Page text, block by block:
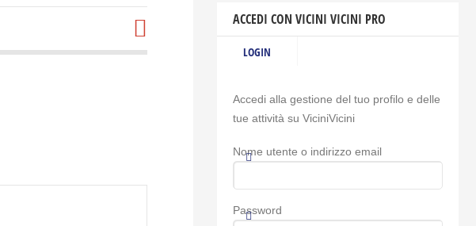
ACCEDI CON VICINI VICINI PRO
LOGIN
Accedi alla gestione del tuo profilo e delle
tue attività su ViciniVicini
Nome utente o indirizzo email
Password